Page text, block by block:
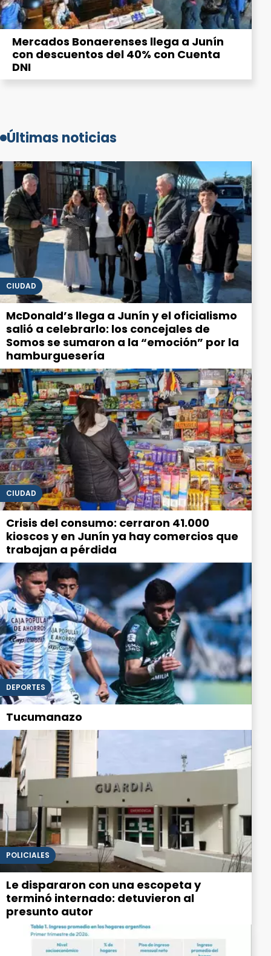
Mercados Bonaerenses llega a Junín
con descuentos del 40% con Cuenta
DNI
Últimas noticias
CIUDAD
McDonald’s llega a Junín y el oficialismo
salió a celebrarlo: los concejales de
Somos se sumaron a la “emoción” por la
hamburguesería
CIUDAD
Crisis del consumo: cerraron 41.000
kioscos y en Junín ya hay comercios que
trabajan a pérdida
DEPORTES
Tucumanazo
POLICIALES
Le dispararon con una escopeta y
terminó internado: detuvieron al
presunto autor